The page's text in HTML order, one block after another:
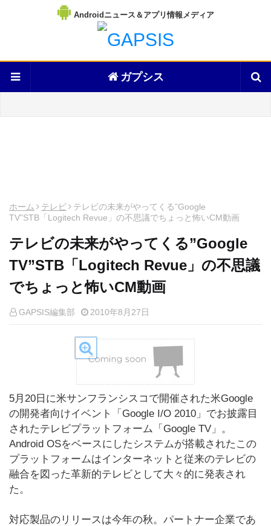
Androidニュース＆アプリ情報メディア
ガプシス
ホーム テレビ
テレビの未来がやってくる”Google
TV”STB「Logitech Revue」の不思議でちょっと怖いCM動画
テレビの未来がやってくる”Google
TV”STB「Logitech Revue」の不思議
でちょっと怖いCM動画
GAPSIS編集部 2010年8月27日
5月20日に米サンフランシスコで開催された米Google
の開発者向けイベント「Google I/O 2010」でお披露目
されたテレビプラットフォーム「Google TV」。
Android OSをベースにしたシステムが搭載されたこの
プラットフォームはインターネットと従来のテレビの
融合を図った革新的テレビとして大々的に発表され
た。
対応製品のリリースは今年の秋。パートナー企業であ